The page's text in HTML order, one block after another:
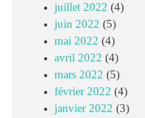
juillet 2022 (4)
juin 2022 (5)
mai 2022 (4)
avril 2022 (4)
mars 2022 (5)
février 2022 (4)
janvier 2022 (3)